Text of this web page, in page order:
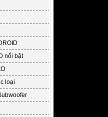
nổi bật
loại